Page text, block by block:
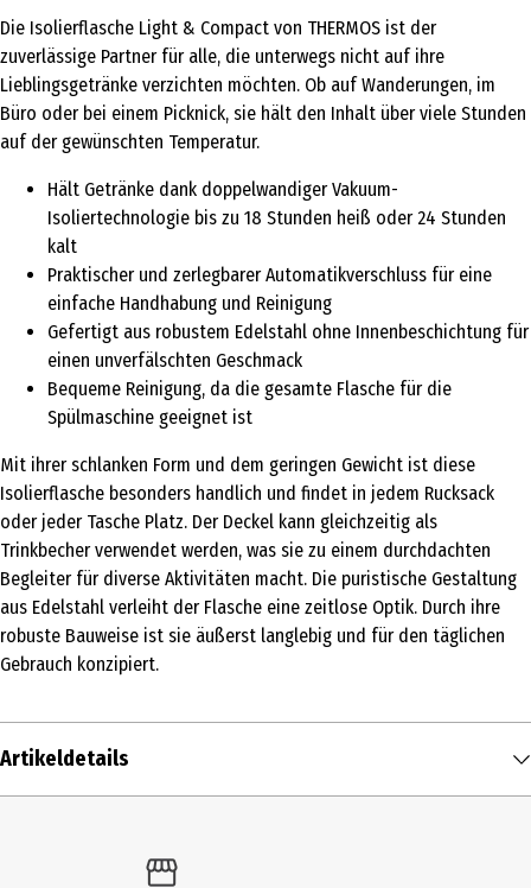
Die Isolierflasche Light & Compact von THERMOS ist der
zuverlässige Partner für alle, die unterwegs nicht auf ihre
Lieblingsgetränke verzichten möchten. Ob auf Wanderungen, im
Büro oder bei einem Picknick, sie hält den Inhalt über viele Stunden
auf der gewünschten Temperatur.
Hält Getränke dank doppelwandiger Vakuum-
Isoliertechnologie bis zu 18 Stunden heiß oder 24 Stunden
kalt
Praktischer und zerlegbarer Automatikverschluss für eine
einfache Handhabung und Reinigung
Gefertigt aus robustem Edelstahl ohne Innenbeschichtung für
einen unverfälschten Geschmack
Bequeme Reinigung, da die gesamte Flasche für die
Spülmaschine geeignet ist
Mit ihrer schlanken Form und dem geringen Gewicht ist diese
Isolierflasche besonders handlich und findet in jedem Rucksack
oder jeder Tasche Platz. Der Deckel kann gleichzeitig als
Trinkbecher verwendet werden, was sie zu einem durchdachten
Begleiter für diverse Aktivitäten macht. Die puristische Gestaltung
aus Edelstahl verleiht der Flasche eine zeitlose Optik. Durch ihre
robuste Bauweise ist sie äußerst langlebig und für den täglichen
Gebrauch konzipiert.
Artikeldetails